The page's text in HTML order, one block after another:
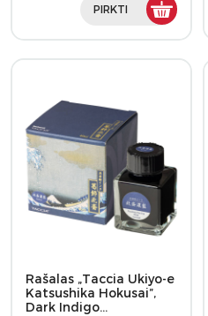
PIRKTI
Rašalas „Taccia Ukiyo-e
Katsushika Hokusai”,
Dark Indigo…